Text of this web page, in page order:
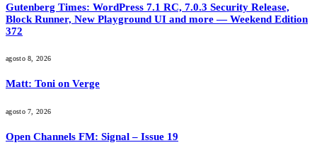
Gutenberg Times: WordPress 7.1 RC, 7.0.3 Security Release,
Block Runner, New Playground UI and more — Weekend Edition
372
agosto 8, 2026
Matt: Toni on Verge
agosto 7, 2026
Open Channels FM: Signal – Issue 19